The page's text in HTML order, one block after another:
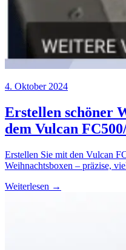
4. Oktober 2024
Erstellen schöner
dem Vulcan
Erstellen Sie mit den Vulcan
Weihnachtsboxen – präzise,
Weiterlesen →